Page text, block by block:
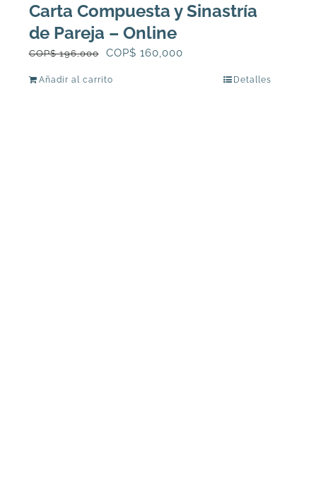
Carta Compuesta y Sinastría
de Pareja – Online
COP$196,000
El
COP$ 160,000El
Añadir al carrito Detalles